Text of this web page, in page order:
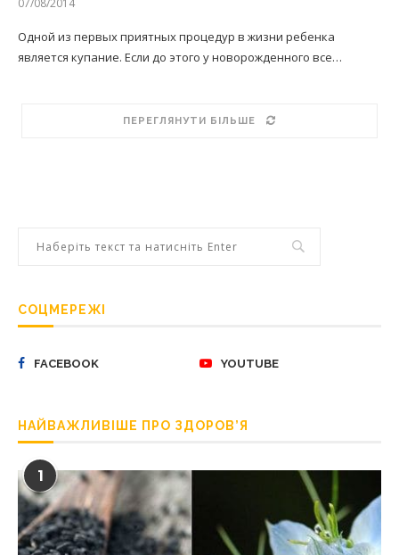
07/08/2014
Одной из первых приятных процедур в жизни ребенка
является купание. Если до этого у новорожденного все…
ПЕРЕГЛЯНУТИ БІЛЬШЕ
СОЦМЕРЕЖІ
FACEBOOK YOUTUBE
НАЙВАЖЛИВІШЕ ПРО ЗДОРОВ’Я
1